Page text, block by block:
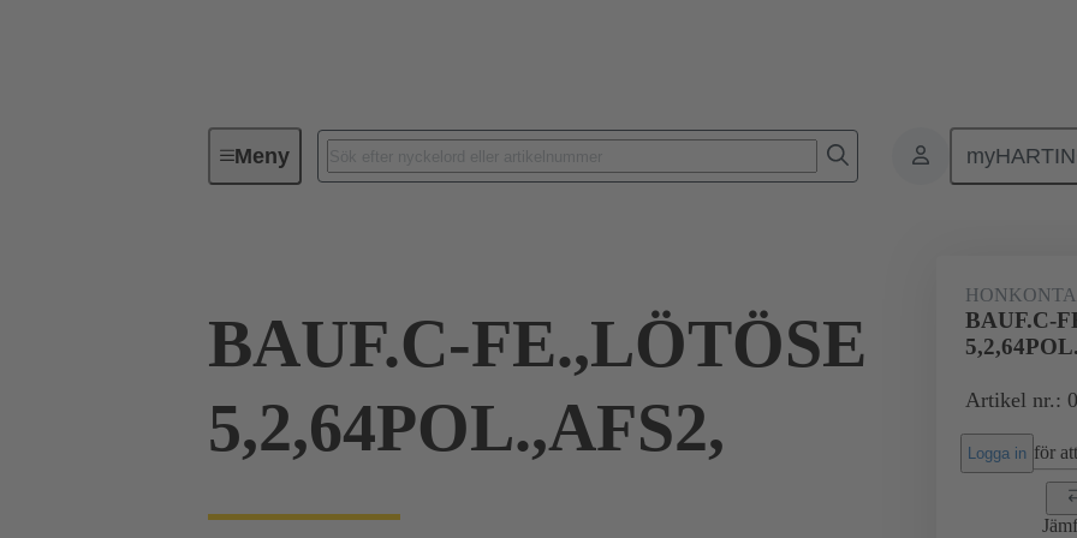
MenySerie
BAUF.C-FE.,LÖTÖSE
5,2,64POL.,AFS2,
BAUF.C-
Artikel nr.:
Logga in för